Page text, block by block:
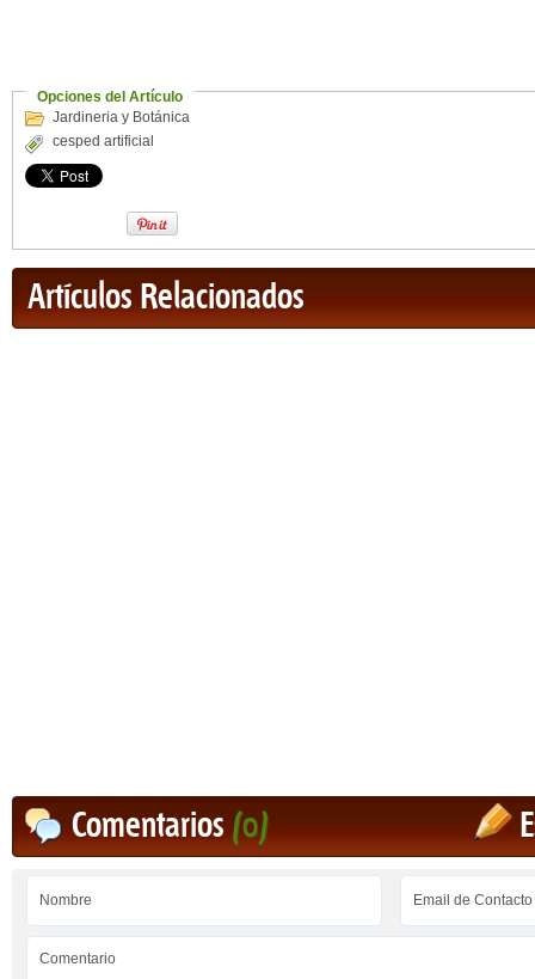
Opciones del Artículo
Jardineria y Botánica
cesped artificial
Artículos Relacionados
Comentarios(0)